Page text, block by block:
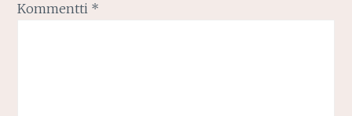
Kommentti *